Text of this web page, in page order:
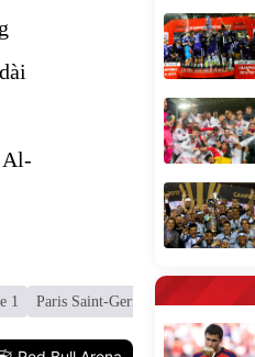
Al-
1 Paris Saint-Germain